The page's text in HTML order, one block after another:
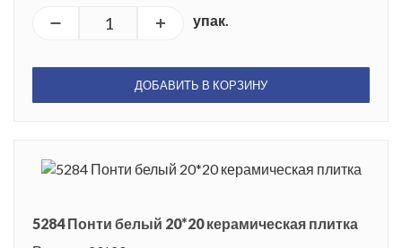
упак.
ДОБАВИТЬ В КОРЗИНУ
5284 Понти белый 20*20 керамическая плитка